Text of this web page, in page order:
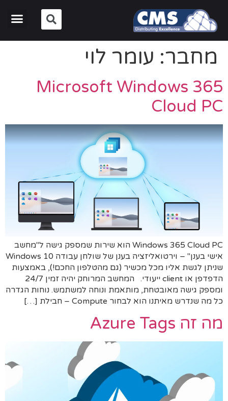
מחבר: עומר לוי
Microsoft Windows 365
Cloud PC
Windows 365 Cloud PC הוא שירות שמספק גישה ל"מחשב
אישי בענן" – וירטואליזציה בענן של שולחן עבודה Windows 10
שניתן לגשת אליו מכל מכשיר (גם מהטלפון החכם!), באמצעות
הדפדפן או client ייעודי. המחשב המרוחק יהיה זמין 24/7
ומספק גישה מאובטחת, מותאמת ונוחה למשתמש. נוחות הגדרה
כל מה שנדרש מאיתנו הוא לבחור Compute – חבילת […]
מה זה Azure Tags